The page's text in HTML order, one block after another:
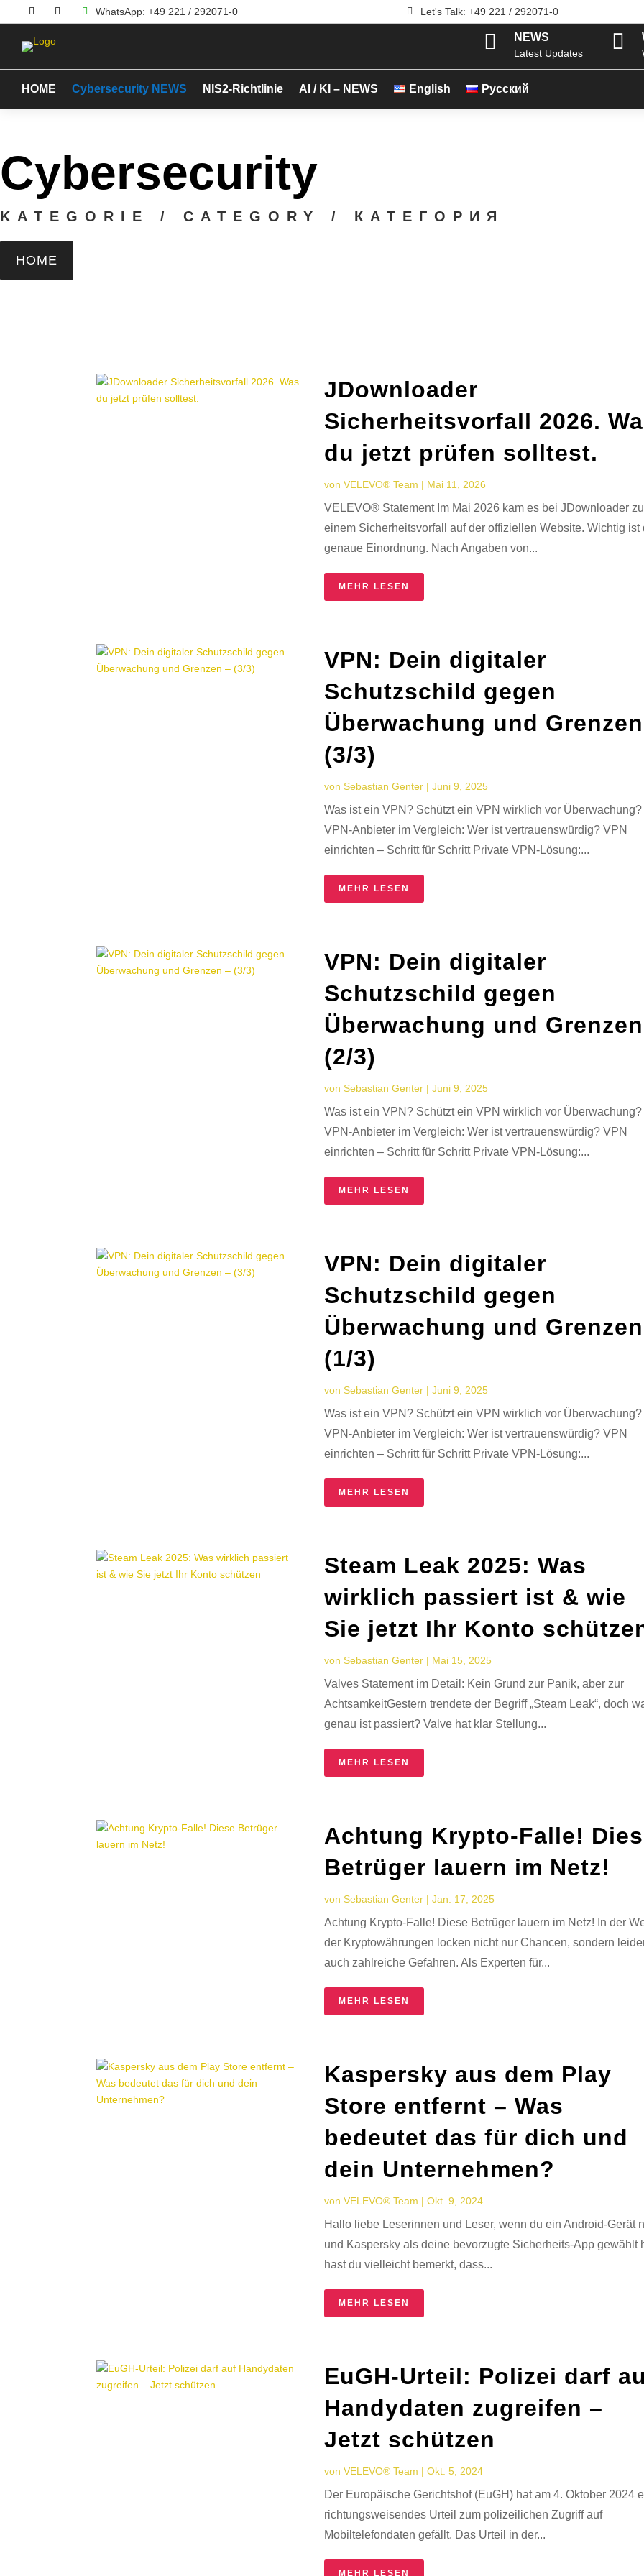
 WhatsApp: +49 221 / 292071-0  Let's Talk: +49 221 / 292071-0
 NEWS
Latest Updates 
HOME Cybersecurity NEWS NIS2-Richtlinie AI / KI – NEWS English Русский
Cybersecurity
KATEGORIE / CATEGORY / КАТЕГОРИЯ
HOME
JDownloader
Sicherheitsvorfall 2026.
du jetzt prüfen solltest.
vonVELEVO® Team | Mai 11, 2026
VELEVO® Statement Im Mai 2026 kam es bei JDownloader zu
einem Sicherheitsvorfall auf der offiziellen Website. Wichtig ist
genaue Einordnung. Nach Angaben von...
MEHR LESEN
VPN: Dein digitaler
Schutzschild gegen
Überwachung und
(3/3)
vonSebastian Genter |Juni 9, 2025
Was ist ein VPN? Schützt ein VPN wirklich vor Überwachung?
VPN-Anbieter im Vergleich: Wer ist vertrauenswürdig? VPN
einrichten – Schritt für Schritt Private VPN-Lösung:...
MEHR LESEN
VPN: Dein digitaler
Schutzschild gegen
Überwachung und
(2/3)
vonSebastian Genter |Juni 9, 2025
Was ist ein VPN? Schützt ein VPN wirklich vor Überwachung?
VPN-Anbieter im Vergleich: Wer ist vertrauenswürdig? VPN
einrichten – Schritt für Schritt Private VPN-Lösung:...
MEHR LESEN
VPN: Dein digitaler
Schutzschild gegen
Überwachung und
(1/3)
vonSebastian Genter |Juni 9, 2025
Was ist ein VPN? Schützt ein VPN wirklich vor Überwachung?
VPN-Anbieter im Vergleich: Wer ist vertrauenswürdig? VPN
einrichten – Schritt für Schritt Private VPN-Lösung:...
MEHR LESEN
Steam Leak 2025: Was
wirklich passiert ist & wie
Sie jetzt Ihr Konto
vonSebastian Genter | Mai 15, 2025
Valves Statement im Detail: Kein Grund zur Panik, aber zur
AchtsamkeitGestern trendete der Begriff „Steam Leak“, doch
genau ist passiert? Valve hat klar Stellung...
MEHR LESEN
Achtung Krypto-Falle!
Betrüger lauern im Netz!
vonSebastian Genter |Jan. 17, 2025
Achtung Krypto-Falle! Diese Betrüger lauern im Netz! In der
der Kryptowährungen locken nicht nur Chancen, sondern
auch zahlreiche Gefahren. Als Experten für...
MEHR LESEN
Kaspersky aus dem Play
Store entfernt – Was
bedeutet das für dich und
dein Unternehmen?
vonVELEVO® Team |Okt. 9, 2024
Hallo liebe Leserinnen und Leser, wenn du ein Android-Gerät
und Kaspersky als deine bevorzugte Sicherheits-App gewählt
hast du vielleicht bemerkt, dass...
MEHR LESEN
EuGH-Urteil: Polizei darf
Handydaten zugreifen –
Jetzt schützen
vonVELEVO® Team |Okt. 5, 2024
Der Europäische Gerichtshof (EuGH) hat am 4. Oktober 2024
richtungsweisendes Urteil zum polizeilichen Zugriff auf
Mobiltelefondaten gefällt. Das Urteil in der...
MEHR LESEN